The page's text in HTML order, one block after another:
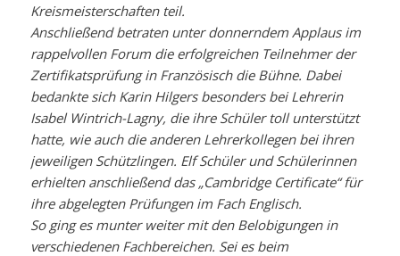
Kreismeisterschaften teil.
Anschließend betraten unter donnerndem Applaus im
rappelvollen Forum die erfolgreichen Teilnehmer der
Zertifikatsprüfung in Französisch die Bühne. Dabei
bedankte sich Karin Hilgers besonders bei Lehrerin
Isabel Wintrich-Lagny, die ihre Schüler toll unterstützt
hatte, wie auch die anderen Lehrerkollegen bei ihren
jeweiligen Schützlingen. Elf Schüler und Schülerinnen
erhielten anschließend das „Cambridge Certificate“ für
ihre abgelegten Prüfungen im Fach Englisch.
So ging es munter weiter mit den Belobigungen in
verschiedenen Fachbereichen. Sei es beim